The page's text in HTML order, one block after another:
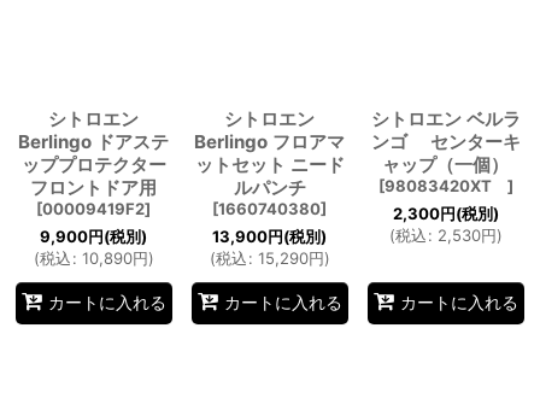
シトロエン
Berlingo ドアステ
ッププロテクター
フロントドア用
[00009419F2]
9,900円(税別)
(税込: 10,890円)
カートに入れる
シトロエン
Berlingo フロアマ
ットセット ニード
ルパンチ
[1660740380]
13,900円(税別)
(税込: 15,290円)
カートに入れる
シトロエン ベルラ
ンゴ センターキ
ャップ（一個）
[98083420XT ]
2,300円(税別)
(税込: 2,530円)
カートに入れる